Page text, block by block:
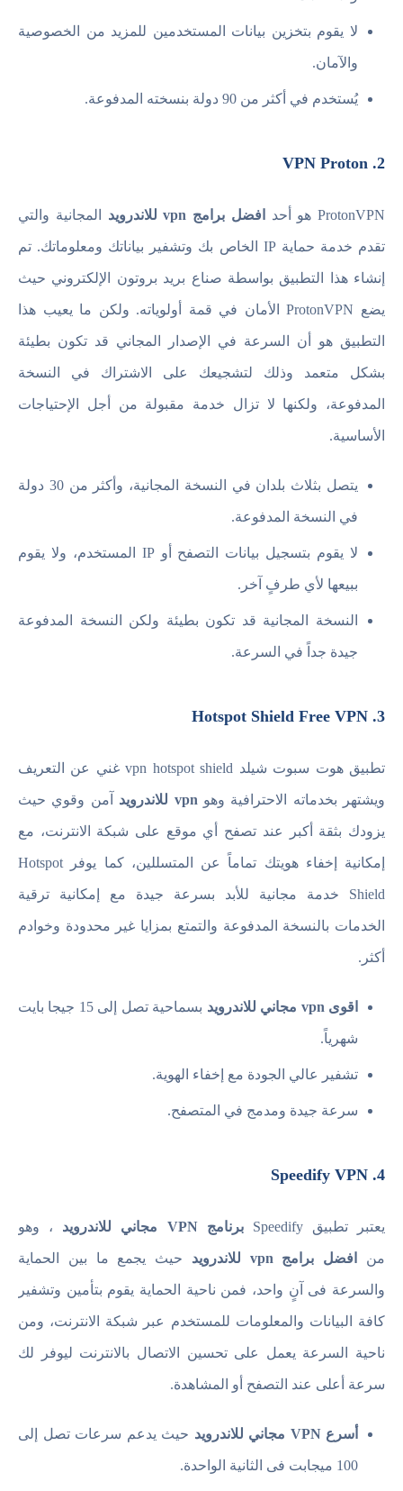
لا يقوم بتخزين بيانات المستخدمين للمزيد من الخصوصية
والآمان.
يُستخدم في أكثر من 90 دولة بنسخته المدفوعة.
2. VPN Proton
ProtonVPN هو أحد افضل برامج vpn للاندرويد المجانية والتي
تقدم خدمة حماية IP الخاص بك وتشفير بياناتك ومعلوماتك. تم
إنشاء هذا التطبيق بواسطة صناع بريد بروتون الإلكتروني حيث
يضع ProtonVPN الأمان في قمة أولوياته. ولكن ما يعيب هذا
التطبيق هو أن السرعة في الإصدار المجاني قد تكون بطيئة
بشكل متعمد وذلك لتشجيعك على الاشتراك في النسخة
المدفوعة، ولكنها لا تزال خدمة مقبولة من أجل الإحتياجات
الأساسية.
يتصل بثلاث بلدان في النسخة المجانية، وأكثر من 30 دولة
في النسخة المدفوعة.
لا يقوم بتسجيل بيانات التصفح أو IP المستخدم، ولا يقوم
ببيعها لأي طرفٍ آخر.
النسخة المجانية قد تكون بطيئة ولكن النسخة المدفوعة
جيدة جداً في السرعة.
3. Hotspot Shield Free VPN
تطبيق هوت سبوت شيلد vpn hotspot shield غني عن التعريف
ويشتهر بخدماته الاحترافية وهو vpn للاندرويد آمن وقوي حيث
يزودك بثقة أكبر عند تصفح أي موقع على شبكة الانترنت، مع
إمكانية إخفاء هويتك تماماً عن المتسللين، كما يوفر Hotspot
Shield خدمة مجانية للأبد بسرعة جيدة مع إمكانية ترقية
الخدمات بالنسخة المدفوعة والتمتع بمزايا غير محدودة وخوادم
أكثر.
اقوى vpn مجاني للاندرويد بسماحية تصل إلى 15 جيجا بايت
شهرياً.
تشفير عالي الجودة مع إخفاء الهوية.
سرعة جيدة ومدمج في المتصفح.
4. Speedify VPN
يعتبر تطبيق Speedify برنامج VPN مجاني للاندرويد ، وهو
من افضل برامج vpn للاندرويد حيث يجمع ما بين الحماية
والسرعة فى آنٍ واحد، فمن ناحية الحماية يقوم بتأمين وتشفير
كافة البيانات والمعلومات للمستخدم عبر شبكة الانترنت، ومن
ناحية السرعة يعمل على تحسين الاتصال بالانترنت ليوفر لك
سرعة أعلى عند التصفح أو المشاهدة.
أسرع VPN مجاني للاندرويد حيث يدعم سرعات تصل إلى
100 ميجابت فى الثانية الواحدة.